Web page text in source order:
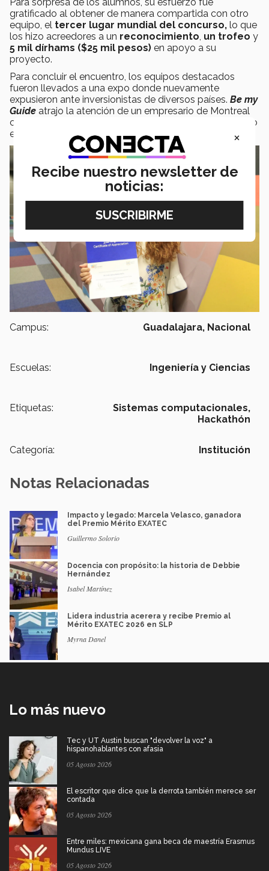
gratificado al obtener de manera compartida con otro
equipo, el tercer lugar mundial del concurso, lo que
los hizo acreedores a un reconocimiento, un trofeo y
5 mil dírhams ($25 mil pesos) en apoyo a su
proyecto.
Para concluir el encuentro, los equipos destacados
fueron llevados a una expo donde nuevamente
expusieron ante inversionistas de diversos países. Be my
Guide atrajo la atención de un empresario de Montreal
con quien han mantenido conversaciones y en un futuro
esperan lograr tener alguna colaboración.
Campus: Guadalajara, Nacional
Escuelas: Ingeniería y Ciencias
Etiquetas:
Sistemas computacionales,
Hackathón
Categoría: Institución
Notas Relacionadas
Impacto y legado: Marcela Velasco, ganadora
del Premio Mérito EXATEC
Guillermo Solorio
Docencia con propósito: la historia de Debbie
Hernández
Isabel Martínez
Lidera industria acerera y recibe Premio al
Mérito EXATEC 2026 en SLP
Myrna Danel
Lo más nuevo
Tec y UT Austin buscan "devolver la voz" a
hispanohablantes con afasia
05 Agosto 2026
El escritor que dice que la derrota también merece ser
contada
05 Agosto 2026
Entre miles: mexicana gana beca de maestría Erasmus
Mundus LIVE
05 Agosto 2026
×
Recibe nuestro newsletter de
noticias: